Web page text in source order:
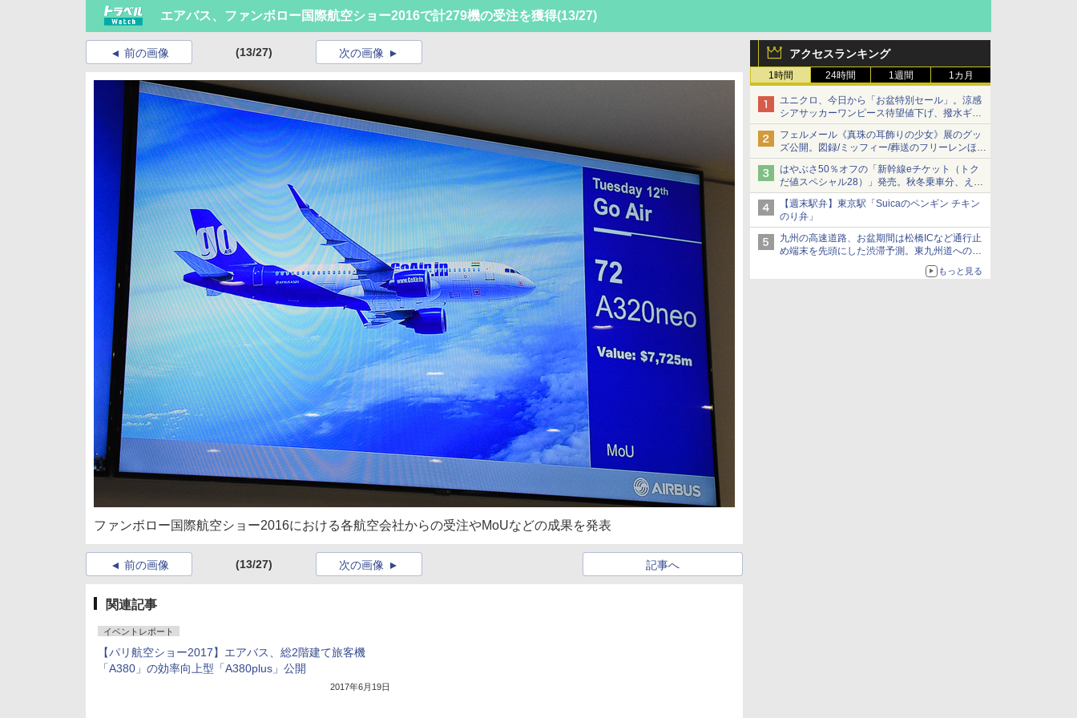
エアバス、ファンボロー国際航空ショー2016で計279機の受注を獲得(13/27)
アクセスランキング
1時間 24時間 1週間 1カ月
ユニクロ、今日から「お盆特別セール」。涼感
シアサッカーワンピース待望値下げ、撥水ギア
ショーツは1990円に
フェルメール《真珠の耳飾りの少女》展のグッ
ズ公開。図録/ミッフィー/葬送のフリーレンほ
か、注目ブランドコラボが実現
はやぶさ50％オフの「新幹線eチケット（トク
だ値スペシャル28）」発売。秋冬乗車分、えき
ねっと限定
【週末駅弁】東京駅「Suicaのペンギン チキン
のり弁」
九州の高速道路、お盆期間は松橋ICなど通行止
め端末を先頭にした渋滞予測。東九州道への迂
もっと見る
前の画像 (13/27) 次の画像
ファンボロー国際航空ショー2016における各航空会社からの受注やMoUなどの成果を発表
前の画像 (13/27) 記事へ
次の画像
関連記事
イベントレポート
【パリ航空ショー2017】エアバス、総2階建て旅客機
「A380」の効率向上型「A380plus」公開
2017年6月19日